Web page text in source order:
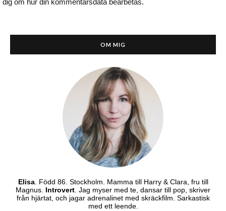
dig om hur din kommentarsdata bearbetas.
OM MIG
Elisa. Född 86. Stockholm. Mamma till Harry & Clara, fru till
Magnus. Introvert . Jag myser med te, dansar till pop, skriver
från hjärtat, och jagar adrenalinet med skräckfilm. Sarkastisk
med ett leende.